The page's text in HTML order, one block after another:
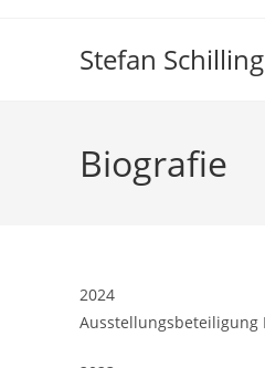
Stefan Schilling
Biografie
2024
Ausstellungsbeteiligung